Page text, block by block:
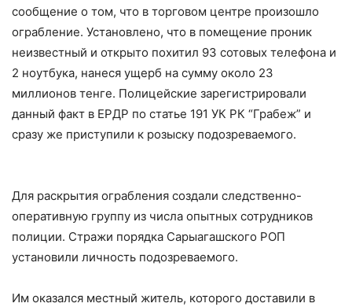
сообщение о том, что в торговом центре произошло
ограбление. Установлено, что в помещение проник
неизвестный и открыто похитил 93 сотовых телефона и
2 ноутбука, нанеся ущерб на сумму около 23
миллионов тенге. Полицейские зарегистрировали
данный факт в ЕРДР по статье 191 УК РК “Грабеж” и
сразу же приступили к розыску подозреваемого.
Для раскрытия ограбления создали следственно-
оперативную группу из числа опытных сотрудников
полиции. Стражи порядка Сарыагашского РОП
установили личность подозреваемого.
Им оказался местный житель, которого доставили в